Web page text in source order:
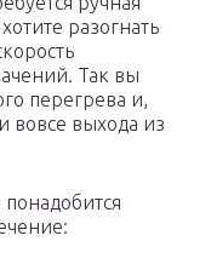
разогнать
Так вы
перегрева и,
вовсе выхода из